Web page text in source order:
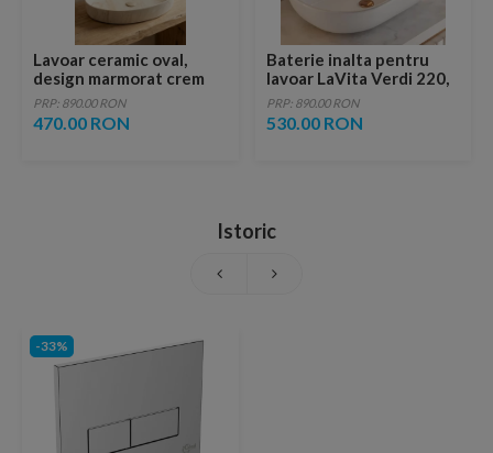
Lavoar ceramic oval,
design marmorat crem
lucios cu vene aurii,
ventil inclus
PRP: 890.00 RON
470.00 RON
Baterie inalta pentru
lavoar LaVita Verdi 220,
fara ventil, brushed
copper
PRP: 890.00 RON
530.00 RON
Istoric
-33%